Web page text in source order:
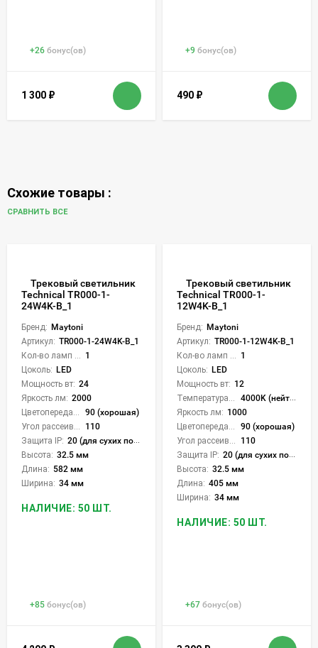
+26 бонус(ов)
1 300 ₽
+9 бонус(ов)
490 ₽
Схожие товары :
СРАВНИТЬ ВСЕ
Трековый светильник
Technical TR000-1-
24W4K-B_1
Бренд: Maytoni
Артикул: TR000-1-24W4K-B_1
Кол-во ламп или LED: 1
Цоколь: LED
Мощность вт: 24
Яркость лм: 2000
Цветопередача (CRI):
90 (хорошая)
Угол рассеивания света °:
110
Защита IP: 20 (для сухих пом.)
Высота: 32.5 мм
Длина: 582 мм
Ширина: 34 мм
НАЛИЧИЕ: 50 ШТ.
+85 бонус(ов)
Трековый светильник
Technical TR000-1-
12W4K-B_1
Бренд: Maytoni
Артикул: TR000-1-12W4K-B_1
Кол-во ламп или LED: 1
Цоколь: LED
Мощность вт: 12
Температура света:
4000K (нейтральный)
Яркость лм: 1000
Цветопередача (CRI):
90 (хорошая)
Угол рассеивания света °:
110
Защита IP: 20 (для сухих пом.)
Высота: 32.5 мм
Длина: 405 мм
Ширина: 34 мм
НАЛИЧИЕ: 50 ШТ.
+67 бонус(ов)